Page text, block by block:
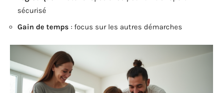
sécurisé
Gain de temps : focus sur les autres démarches